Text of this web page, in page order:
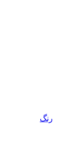
رنگ